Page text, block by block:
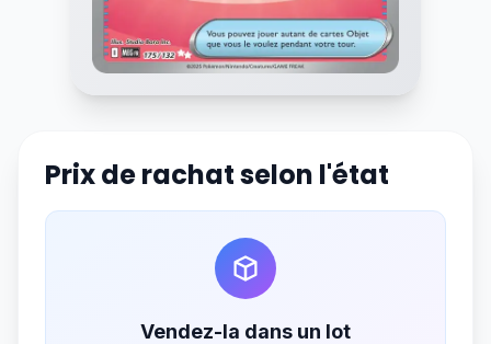
Prix de rachat selon l'état
Vendez-la dans un lot